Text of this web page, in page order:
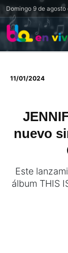
Domingo 9 de agosto
11/01/2024
nuevo
Este
álbum THIS